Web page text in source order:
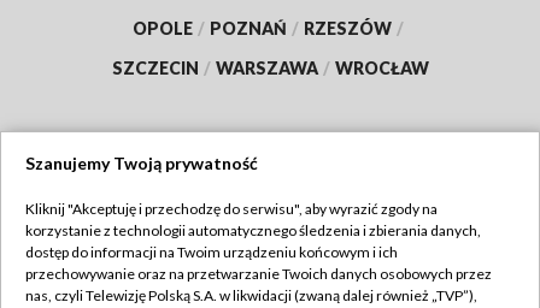
OPOLE / POZNAŃ / RZESZÓW /
SZCZECIN / WARSZAWA / WROCŁAW
TVP
Abonament TVP
Regulamin TVP
Szanujemy Twoją prywatność
Kliknij "Akceptuję i przechodzę do serwisu", aby wyrazić zgody na
korzystanie z technologii automatycznego śledzenia i zbierania danych,
dostęp do informacji na Twoim urządzeniu końcowym i ich
przechowywanie oraz na przetwarzanie Twoich danych osobowych przez
nas, czyli Telewizję Polską S.A. w likwidacji (zwaną dalej również „TVP”),